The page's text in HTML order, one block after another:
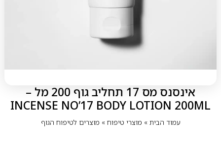
אינסנס מס 17 תחליב גוף 200 מל –
INCENSE NO’17 BODY LOTION 200ML
עמוד הבית» מוצרי טיפוח» מוצרים לטיפוח הגוף